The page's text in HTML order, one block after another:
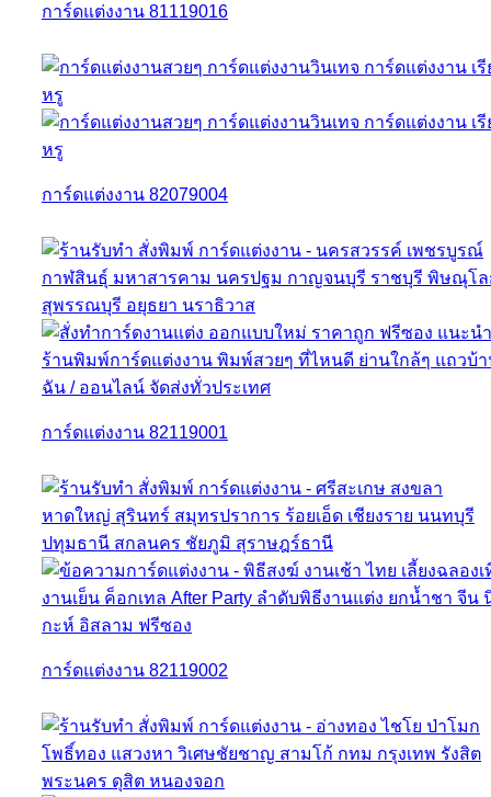
การ์ดแต่งงาน 81119016
การ์ดแต่งงาน 82079004
การ์ดแต่งงาน 82119001
การ์ดแต่งงาน 82119002